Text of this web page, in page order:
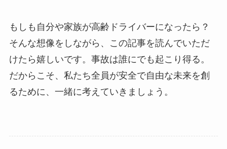
もしも自分や家族が高齢ドライバーになったら？
そんな想像をしながら、この記事を読んでいただ
けたら嬉しいです。事故は誰にでも起こり得る。
だからこそ、私たち全員が安全で自由な未来を創
るために、一緒に考えていきましょう。